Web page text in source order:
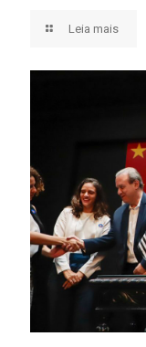
Leia mais